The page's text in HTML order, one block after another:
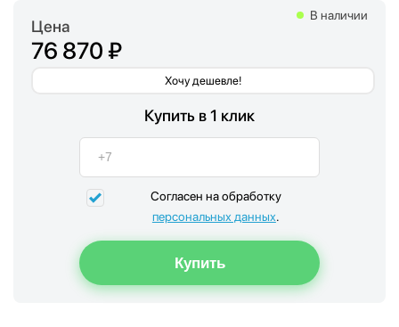
Цена
76 870 ₽
Хочу дешевле!
В наличии
Купить в 1 клик
Согласен на обработку
персональных данных.